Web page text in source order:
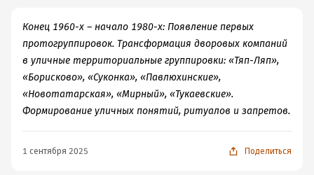
Конец 1960-х – начало 1980-х: Появление первых
протогруппировок. Трансформация дворовых компаний
в уличные территориальные группировки: «Тяп-Ляп»,
«Борисково», «Суконка», «Павлюхинские»,
«Новотатарская», «Мирный», «Тукаевские».
Формирование уличных понятий, ритуалов и запретов.
1 сентября 2025 Поделиться